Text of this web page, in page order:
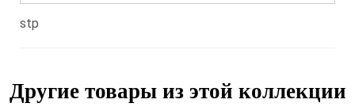
stp
Другие товары из этой коллекции